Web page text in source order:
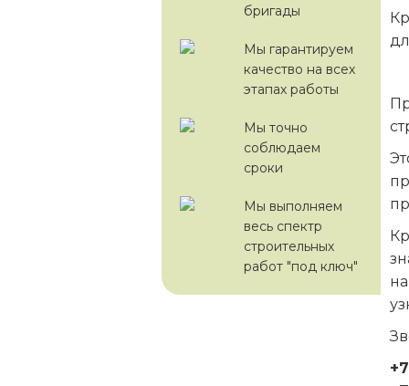
бригады
Мы гарантируем
качество на всех
этапах работы
Мы точно
соблюдаем
сроки
Мы выполняем
весь спектр
строительных
работ "под ключ"